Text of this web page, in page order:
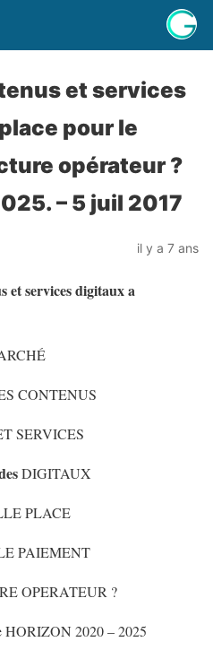
et services
pour le
opérateur ?
– 5 juil 2017
il y a 7 ans
et services digitaux a
CONTENUS
SERVICES
DIGITAUX
PLACE
PAIEMENT
OPERATEUR ?
HORIZON 2020 – 2025